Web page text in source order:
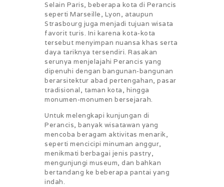
Selain Paris, beberapa kota di Perancis
seperti Marseille, Lyon, ataupun
Strasbourg juga menjadi tujuan wisata
favorit turis. Ini karena kota-kota
tersebut menyimpan nuansa khas serta
daya tariknya tersendiri. Rasakan
serunya menjelajahi Perancis yang
dipenuhi dengan bangunan-bangunan
berarsitektur abad pertengahan, pasar
tradisional, taman kota, hingga
monumen-monumen bersejarah.
Untuk melengkapi kunjungan di
Perancis, banyak wisatawan yang
mencoba beragam aktivitas menarik,
seperti mencicipi minuman anggur,
menikmati berbagai jenis pastry,
mengunjungi museum, dan bahkan
bertandang ke beberapa pantai yang
indah.